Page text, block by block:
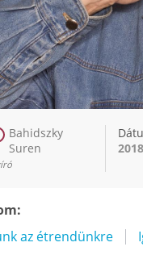
Bahidszky
Suren
az étrendünkre